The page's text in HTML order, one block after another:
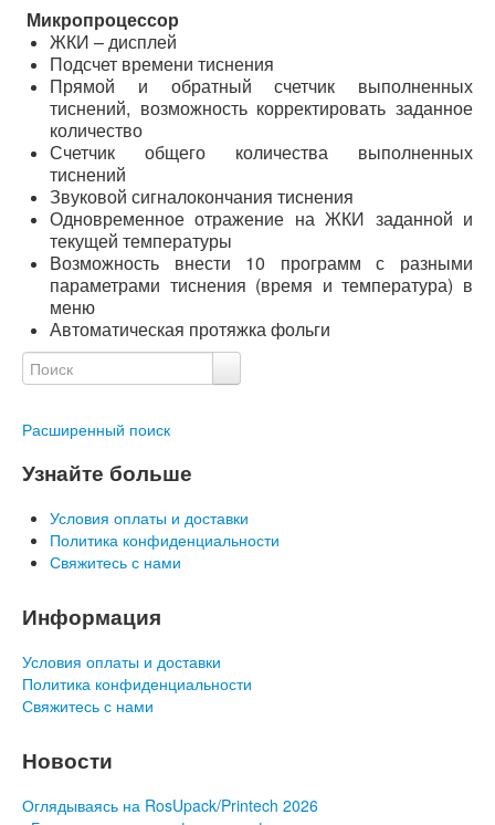
Микропроцессор
ЖКИ – дисплей
Подсчет времени тиснения
Прямой и обратный счетчик выполненных
тиснений, возможность корректировать заданное
количество
Счетчик общего количества выполненных
тиснений
Звуковой сигналокончания тиснения
Одновременное отражение на ЖКИ заданной и
текущей температуры
Возможность внести 10 программ с разными
параметрами тиснения (время и температура) в
меню
Автоматическая протяжка фольги
Расширенный поиск
Узнайте больше
Условия оплаты и доставки
Политика конфиденциальности
Свяжитесь с нами
Информация
Условия оплаты и доставки
Политика конфиденциальности
Свяжитесь с нами
Новости
Оглядываясь на RosUpack/Printech 2026